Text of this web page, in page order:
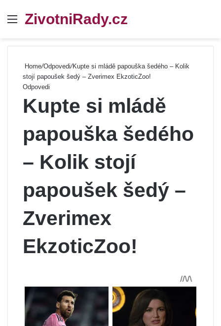
Menu
ZivotniRady.cz
Home/Odpovedi/Kupte si mládě papouška šedého – Kolik
stojí papoušek šedý – Zverimex EkzoticZoo!
Odpovedi
Kupte si mládě
papouška šedého
– Kolik stojí
papoušek šedý –
Zverimex
EkzoticZoo!